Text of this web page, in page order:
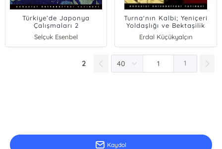
Türkiye’de Japonya
Çalışmaları 2
Selçuk Esenbel
Erdal Küçükyalçın
Turna'nın Kalbi; Yeniçeri
Yoldaşlığı ve Bektaşilik
Erdal Küçükyalçın
2 1
Kaydol